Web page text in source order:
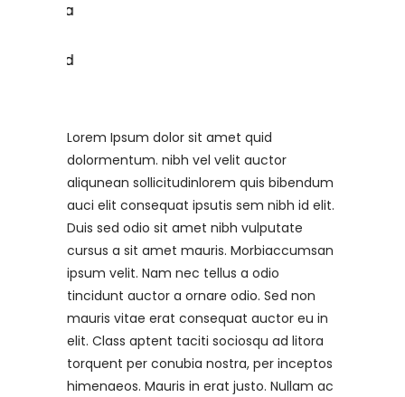
Lorem Ipsum dolor sit amet quid
dolormentum. nibh vel velit auctor
aliqunean sollicitudinlorem quis bibendum
auci elit consequat ipsutis sem nibh id elit.
Duis sed odio sit amet nibh vulputate
cursus a sit amet mauris. Morbiaccumsan
ipsum velit. Nam nec tellus a odio
tincidunt auctor a ornare odio. Sed non
mauris vitae erat consequat auctor eu in
elit. Class aptent taciti sociosqu ad litora
torquent per conubia nostra, per inceptos
himenaeos. Mauris in erat justo. Nullam ac